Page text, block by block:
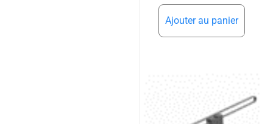
Ajouter au panier